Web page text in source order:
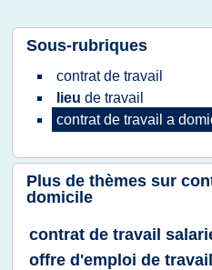
Sous-rubriques
contratde travail
lieu de travail
contratde travail a
Plus de thèmes sur
domicile
contrat de travail
offre d'emploi de